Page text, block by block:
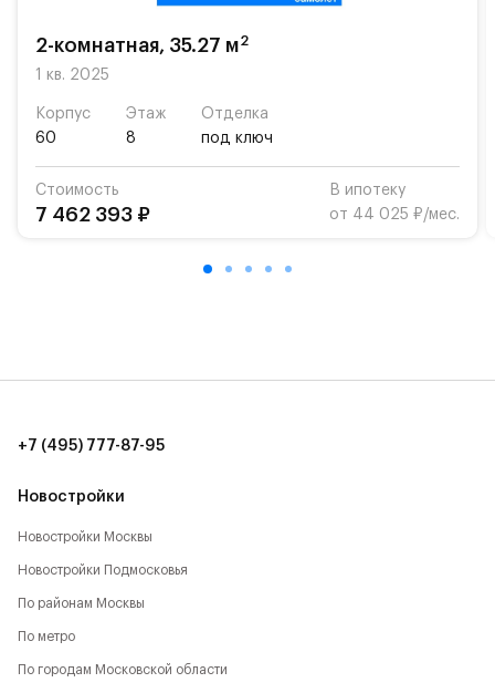
возможность посещения частной гимназии
Для автомобилистов — закрытые озеленённые
Территория квартала приватная, въезд
осуществляется по пропускам.#yan19-2r1509117#
2-комнатная, 35.27 м2
1 кв. 2025
Корпус
60
Этаж
8
Отделка
под ключ
Стоимость
7 462 393 ₽
В ипотеку
от 44 025 ₽/мес.
Новостройки
Новостройки Москвы
Новостройки Подмосковья
По районам Москвы
По метро
По городам Московской области
+7 (495) 777-87-95